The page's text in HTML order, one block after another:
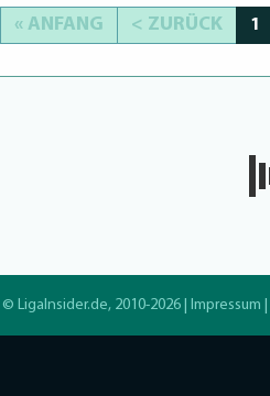
« ANFANG < ZURÜCK 1
© LigaInsider.de, 2010-2026 | Impressum